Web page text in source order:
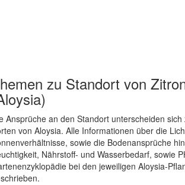
zu Standort von
Ansprüche an den Standort unterscheiden
von Aloysia. Alle Informationen über die
sowie die Bodenansprüche
Nährstoff- und Wasserbedarf, sowie
bei den jeweiligen Aloysia-